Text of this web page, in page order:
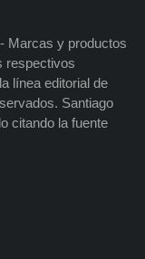
Marcas y productos
respectivos
línea editorial de
Santiago
citando la fuente